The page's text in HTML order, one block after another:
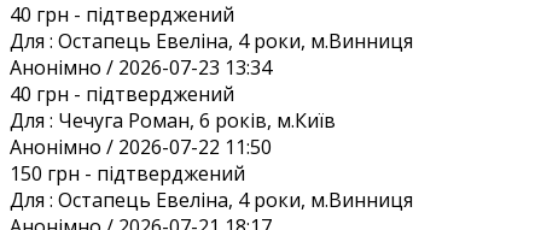
40 грн - підтверджений
Для : Остапець Евеліна, 4 роки, м.Винниця
Анонiмно / 2026-07-23 13:34
40 грн - підтверджений
Для : Чечуга Роман, 6 років, м.Київ
Анонiмно / 2026-07-22 11:50
150 грн - підтверджений
Для : Остапець Евеліна, 4 роки, м.Винниця